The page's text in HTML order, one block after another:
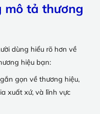
mô tả thương
dùng hiểu rõ hơn về
hiệu bạn:
gọn về thương hiệu,
xuất xứ, và lĩnh vực